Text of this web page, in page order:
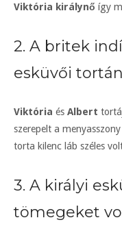
Viktória királynő így
2. A britek
esküvői
Viktória és Albert
szerepelt a
torta kilenc láb széles
3. A királyi
tömegeket